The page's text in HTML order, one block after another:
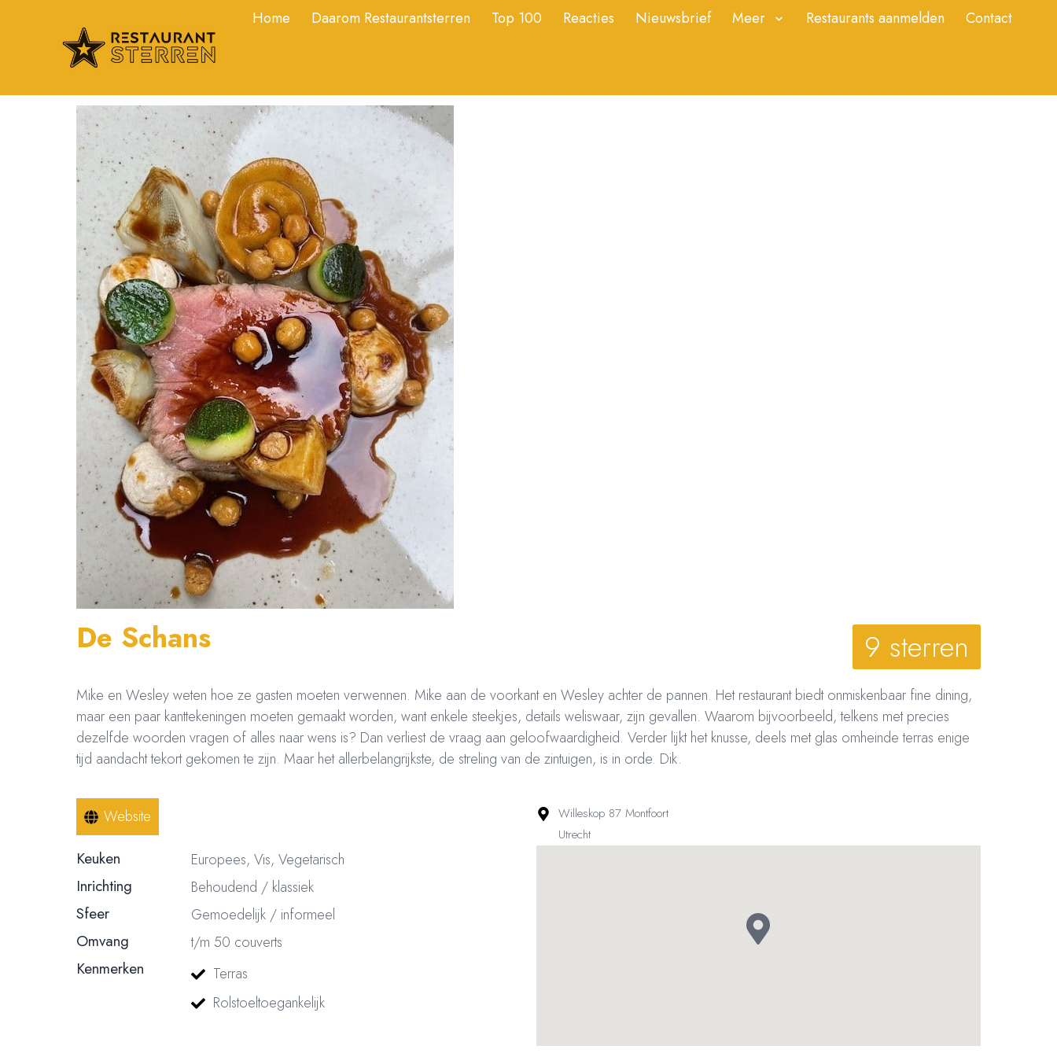
Home Daarom Restaurantsterren Top 100 Reacties Nieuwsbrief Meer Restaurants aanmelden Contact
De Schans 9 sterren
Mike en Wesley weten hoe ze gasten moeten verwennen. Mike aan de voorkant en Wesley achter de pannen. Het restaurant biedt onmiskenbaar fine dining,
maar een paar kanttekeningen moeten gemaakt worden, want enkele steekjes, details weliswaar, zijn gevallen. Waarom bijvoorbeeld, telkens met precies
dezelfde woorden vragen of alles naar wens is? Dan verliest de vraag aan geloofwaardigheid. Verder lijkt het knusse, deels met glas omheinde terras enige
tijd aandacht tekort gekomen te zijn. Maar het allerbelangrijkste, de streling van de zintuigen, is in orde. Dik.
Website
Keuken Europees, Vis, Vegetarisch
Inrichting Behoudend / klassiek
Sfeer Gemoedelijk / informeel
Omvang t/m 50 couverts
Kenmerken
Terras
Rolstoeltoegankelijk
Willeskop 87 Montfoort
Utrecht
© 2023, 2024, 2025, 2026 – Alle rechten voorbehouden/ All rights reserved – Restaurantsterren –